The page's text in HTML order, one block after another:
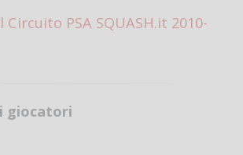
Circuito PSA SQUASH.it 2010-
giocatori